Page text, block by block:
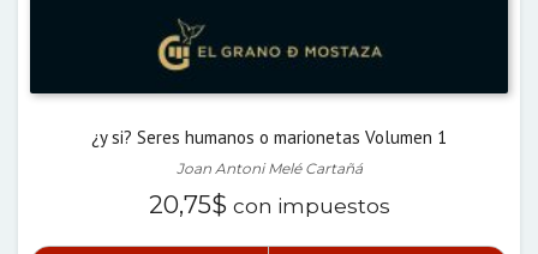
¿y si? Seres humanos o marionetas Volumen 1
Joan Antoni Melé Cartañá
20,75$ con impuestos